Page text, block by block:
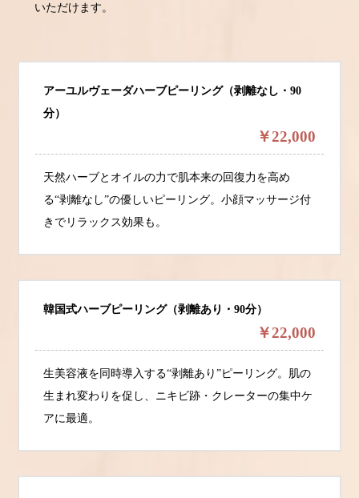
いただけます。
アーユルヴェーダハーブピーリング（剥離なし・90
分）
￥22,000
天然ハーブとオイルの力で肌本来の回復力を高め
る“剥離なし”の優しいピーリング。小顔マッサージ付
きでリラックス効果も。
韓国式ハーブピーリング（剥離あり・90分）
￥22,000
生美容液を同時導入する“剥離あり”ピーリング。肌の
生まれ変わりを促し、ニキビ跡・クレーターの集中ケ
アに最適。